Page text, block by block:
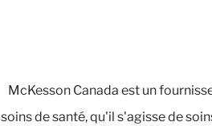
McKesson Canada est un
soins de santé, qu'il s'agisse de